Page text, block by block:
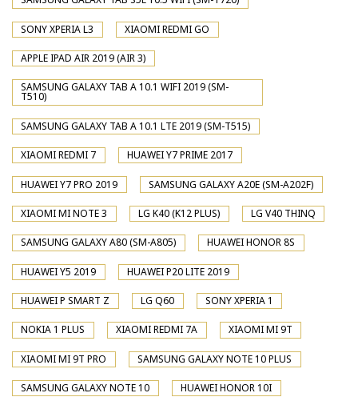
SONY XPERIA L3 XIAOMI REDMI GO
APPLE IPAD AIR 2019 (AIR 3)
SAMSUNG GALAXY TAB A 10.1 WIFI 2019 (SM-
T510)
SAMSUNG GALAXY TAB A 10.1 LTE 2019 (SM-T515)
XIAOMI REDMI 7 HUAWEI Y7 PRIME 2017
HUAWEI Y7 PRO 2019 SAMSUNG GALAXY A20E (SM-A202F)
XIAOMI MI NOTE 3 LG K40 (K12 PLUS) LG V40 THINQ
SAMSUNG GALAXY A80 (SM-A805) HUAWEI HONOR 8S
HUAWEI Y5 2019 HUAWEI P20 LITE 2019
HUAWEI P SMART Z LG Q60 SONY XPERIA 1
NOKIA 1 PLUS XIAOMI REDMI 7A XIAOMI MI 9T
XIAOMI MI 9T PRO SAMSUNG GALAXY NOTE 10 PLUS
SAMSUNG GALAXY NOTE 10 HUAWEI HONOR 10I